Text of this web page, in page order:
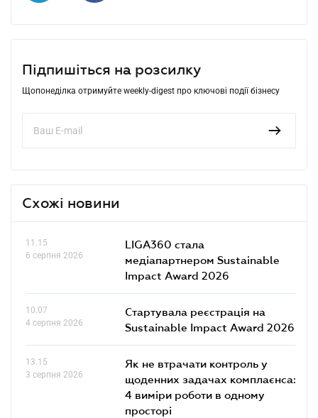
Підпишіться на розсилку
Щопонеділка отримуйте weekly-digest про ключові події бізнесу
Схожі новини
11.15
6 серпня 2026
LIGA360 стала
медіапартнером Sustainable
Impact Award 2026
10.07
4 серпня 2026
Стартувала реєстрація на
Sustainable Impact Award 2026
13.15
3 серпня 2026
Як не втрачати контроль у
щоденних задачах комплаєнса:
4 виміри роботи в одному
просторі